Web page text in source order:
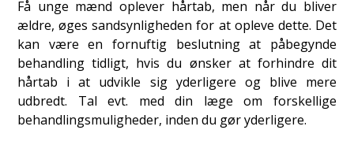
Få unge mænd oplever hårtab, men når du bliver
ældre, øges sandsynligheden for at opleve dette. Det
kan være en fornuftig beslutning at påbegynde
behandling tidligt, hvis du ønsker at forhindre dit
hårtab i at udvikle sig yderligere og blive mere
udbredt. Tal evt. med din læge om forskellige
behandlingsmuligheder, inden du gør yderligere.